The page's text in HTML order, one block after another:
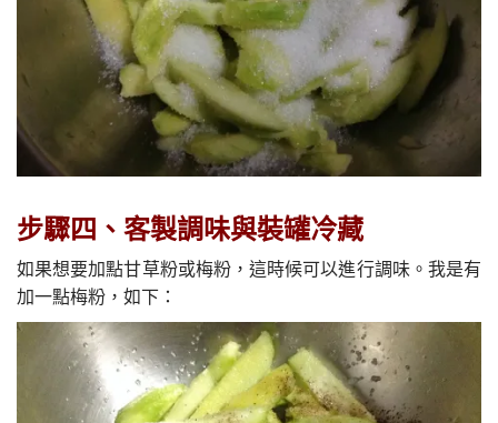
步驟四、客製調味與裝罐冷藏
如果想要加點甘草粉或梅粉，這時候可以進行調味。我是有
加一點梅粉，如下：